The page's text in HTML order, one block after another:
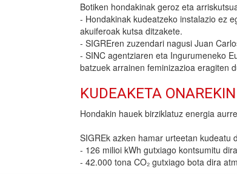
Botiken hondakinak geroz eta
- Hondakinak kudeatzeko instalazio ez
akuiferoak kutsa ditzakete.
- SIGREren zuzendari nagusi Juan
- SINC agentziaren eta Ingurumeneko
batzuek arrainen feminizazioa eragiten
KUDEAKETA
Hondakin hauek birziklatuz energia
SIGREk azken hamar urteetan kudeatu
- 126 milioi kWh gutxiago kontsumitu
- 42.000 tona CO₂ gutxiago bota dira